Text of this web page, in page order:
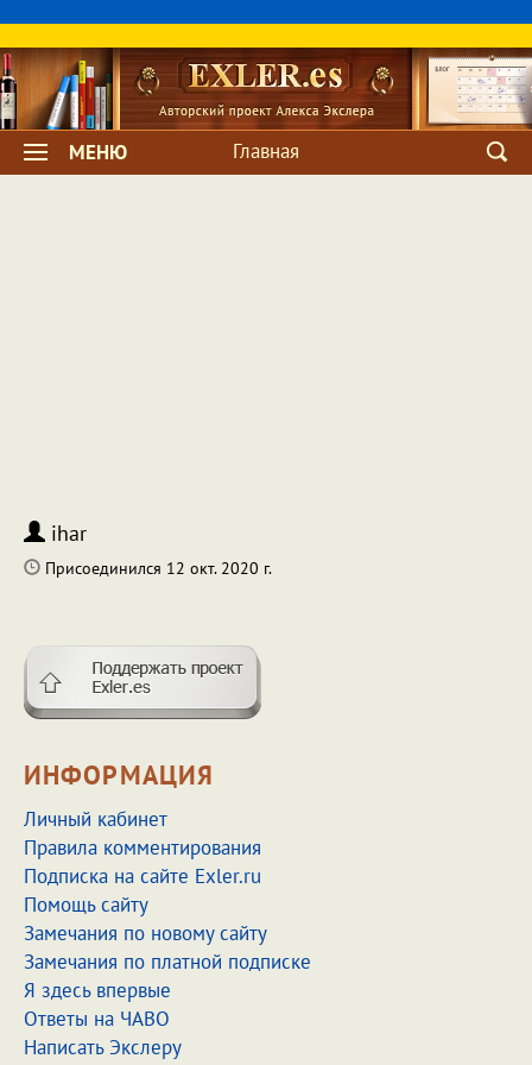
МЕНЮ Главная
ihar
Присоединился 12 окт. 2020 г.
ИНФОРМАЦИЯ
Личный кабинет
Правила комментирования
Подписка на сайте Exler.ru
Помощь сайту
Замечания по новому сайту
Замечания по платной подписке
Я здесь впервые
Ответы на ЧАВО
Написать Экслеру